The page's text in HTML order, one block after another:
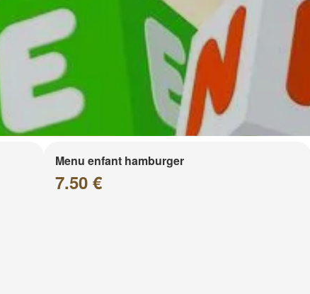
Menu enfant hamburger
7.50 €